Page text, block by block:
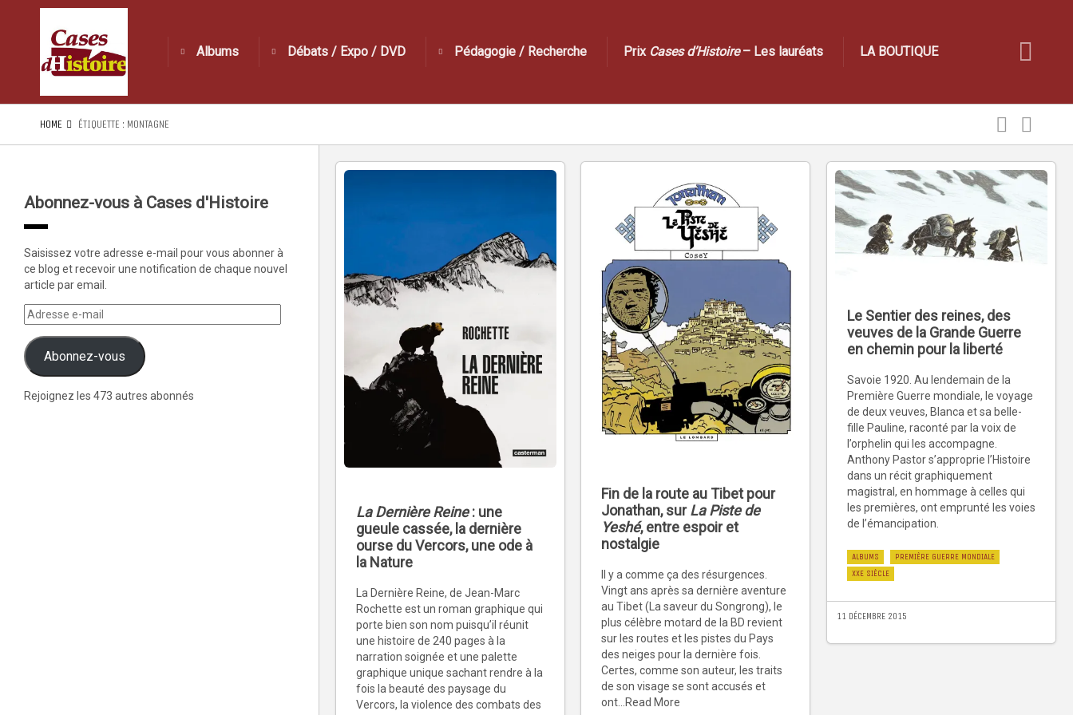
Albums Débats / Expo / DVD Pédagogie / Recherche Prix Cases d’Histoire– Les lauréats LA BOUTIQUE
HOME ÉTIQUETTE : MONTAGNE
Abonnez-vous à Cases d'Histoire
Saisissez votre adresse e-mail pour vous abonner à
ce blog et recevoir une notification de chaque nouvel
article par email.
Abonnez-vous
Rejoignez les 473 autres abonnés
La Dernière Reine: une
gueule cassée, la dernière
ourse du Vercors, une ode à
la Nature
La Dernière Reine, de Jean-Marc
Rochette est un roman graphique qui
porte bien son nom puisqu’il réunit
une histoire de 240 pages à la
narration soignée et une palette
graphique unique sachant rendre à la
fois la beauté des paysage du
Vercors, la violence des combats des
Fin de la route au Tibet pour
Jonathan, surLa Piste de
Yeshé, entre espoir et
nostalgie
Il y a comme ça des résurgences.
Vingt ans après sa dernière aventure
au Tibet (La saveur du Songrong), le
plus célèbre motard de la BD revient
sur les routes et les pistes du Pays
des neiges pour la dernière fois.
Certes, comme son auteur, les traits
de son visage se sont accusés et
ont...Read More
Le Sentier des reines, des
veuves de la Grande Guerre
en chemin pour la liberté
Savoie 1920. Au lendemain de la
Première Guerre mondiale, le voyage
de deux veuves, Blanca et sa belle-
fille Pauline, raconté par la voix de
l’orphelin qui les accompagne.
Anthony Pastor s’approprie l’Histoire
dans un récit graphiquement
magistral, en hommage à celles qui
les premières, ont emprunté les voies
de l’émancipation.
ALBUMS
PREMIÈRE GUERRE MONDIALE
XXE SIÈCLE
11 DÉCEMBRE 2015